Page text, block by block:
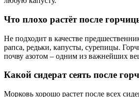
Что плохо растёт после
Не подходит в качестве
рапса, редьки, капусты, сурепицы.
почву азотом – одним из важнейших
Какой сидерат сеять после
Морковь хорошо растет после всех